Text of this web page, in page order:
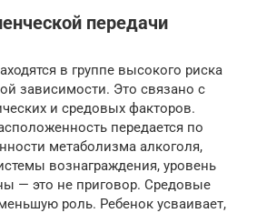
передачи
в группе высокого риска
зависимости. Это связано с
и средовых факторов.
передается по
метаболизма алкоголя,
вознаграждения, уровень
— это не приговор. Средовые
роль. Ребенок усваивает,